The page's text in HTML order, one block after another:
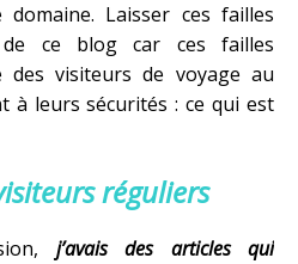
Laisser ces failles
ce blog car ces failles
des visiteurs de voyage au
à leurs sécurités : ce qui est
réguliers
j’avais des articles qui